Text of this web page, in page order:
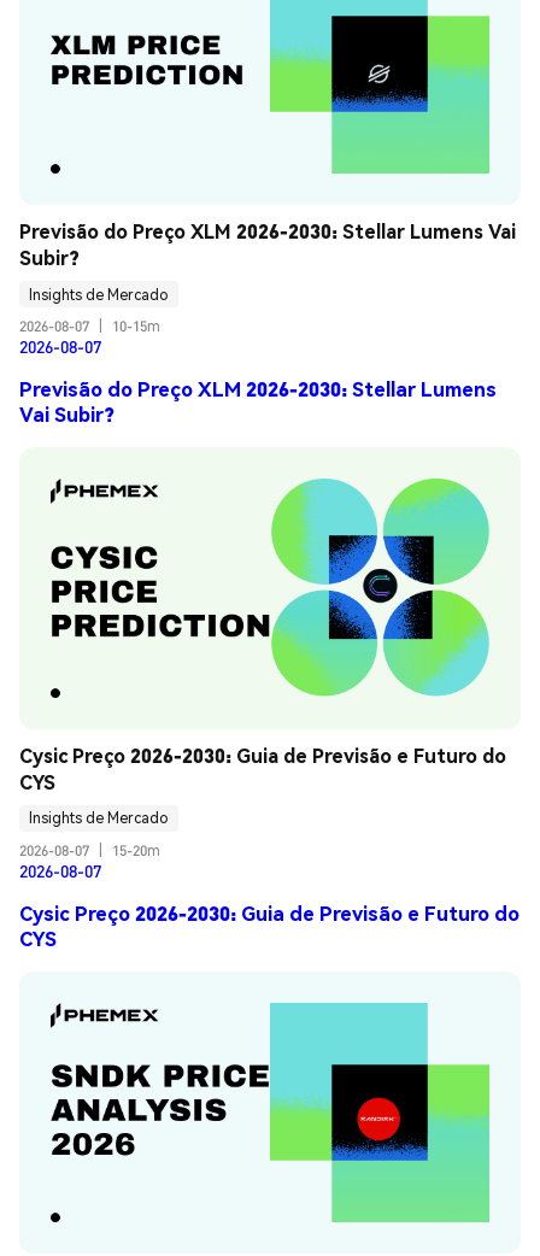
Previsão do Preço XLM 2026-2030: Stellar Lumens Vai
Subir?
Insights de Mercado
2026-08-07
10-15m
2026-08-07
Previsão do Preço XLM 2026-2030: Stellar Lumens
Vai Subir?
Cysic Preço 2026-2030: Guia de Previsão e Futuro do
CYS
Insights de Mercado
2026-08-07
15-20m
2026-08-07
Cysic Preço 2026-2030: Guia de Previsão e Futuro do
CYS